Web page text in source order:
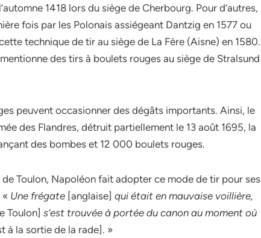
1418 lors du siège de Cherbourg. Pour d’autres,
fois par les Polonais assiégeant Dantzig en 1577 ou
technique de tir au siège de La Fère (Aisne) en 1580.
des tirs à boulets rouges au siège de Stralsund
peuvent occasionner des dégâts importants. Ainsi, le
des Flandres, détruit partiellement le 13 août 1695, la
des bombes et 12 000 boulets rouges.
Toulon, Napoléon fait adopter ce mode de tir pour ses
Une frégate [anglaise] qui était en mauvaise voillière,
Toulon] s’est trouvée à portée du canon au moment où
à la sortie de la rade]. »